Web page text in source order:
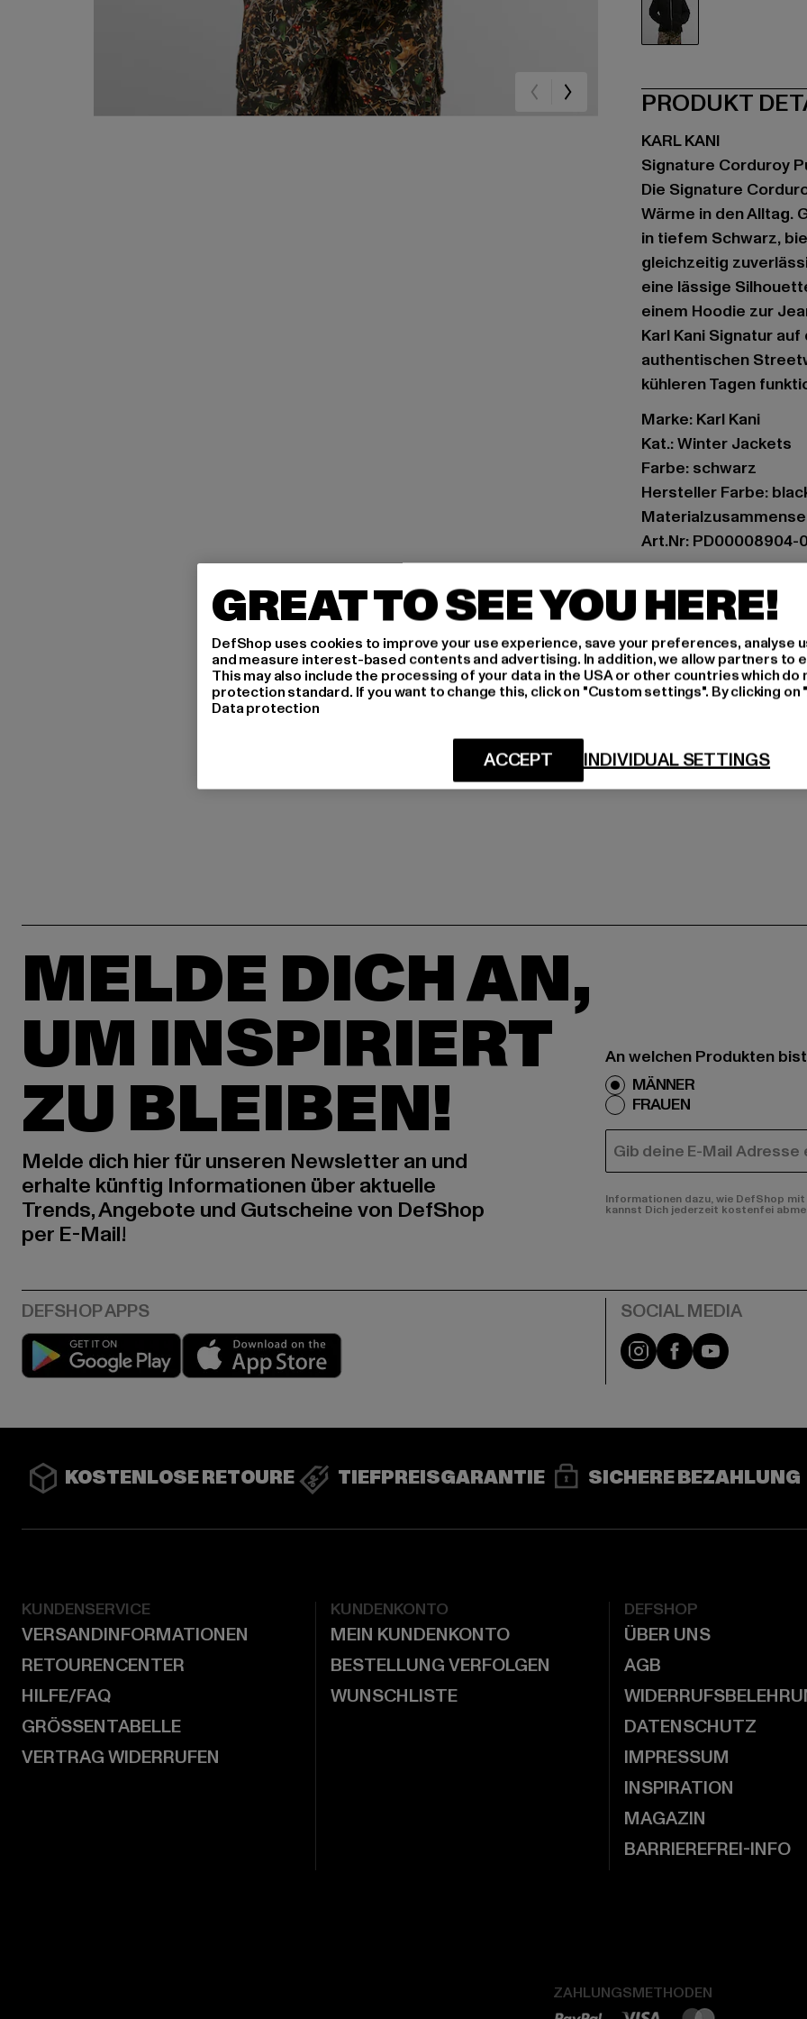
PRODUKT
KARL KANI
Signature Corduroy
Die Signature
Wärme in den Alltag.
in tiefem Schwarz,
gleichzeitig
eine lässige
einem Hoodie zur
Karl Kani Signatur
authentischen
kühleren Tagen
Marke: Karl Kani
Kat.: Winter Jackets
Farbe: schwarz
Hersteller Farbe:
Art.Nr: PD00008904-
Hersteller: Urban
Schanzenstraße 41 |
GRÖSSE
LIEFERUNG &
MELDE DICH AN,
UM INSPIRIERT
ZU BLEIBEN!
Melde dich hier für unseren Newsletter an und
erhalte künftig Informationen über aktuelle
Trends, Angebote und Gutscheine von DefShop
per E-Mail!
An welchen Produkten
MÄNNER
FRAUEN
E-MAIL
Informationen dazu, wie DefShop
kannst Dich jederzeit kostenfei
Play market Instagram
FacebookYouTube
KOSTENLOSE RETOURE TIEFPREISGARANTIE SICHERE BEZAHLUNG
KUNDENSERVICE
VERSANDINFORMATIONEN
RETOURENCENTER
HILFE/FAQ
GRÖSSENTABELLE
VERTRAG WIDERRUFEN
KUNDENKONTO
MEIN KUNDENKONTO
BESTELLUNG VERFOLGEN
WUNSCHLISTE
DEFSHOP
ÜBER UNS
AGB
DATENSCHUTZ
IMPRESSUM
INSPIRATION
MAGAZIN
BARRIEREFREI-INFO
ZAHLUNGSMETHODEN
GREAT TO SEE YOU HERE!
DefShop uses cookies to improve your use experience, save your preferences, analyse
and measure interest-based contents and advertising. In addition, we allow partners to
This may also include the processing of your data in the USA or other countries which do
protection standard. If you want to change this, click on "Custom settings". By clicking
Data protection
INDIVIDUAL SETTINGS
ACCEPT